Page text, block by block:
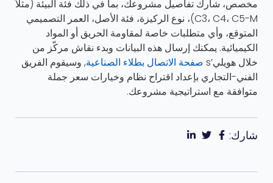
مخصص، شارك تفاصيل مشروعك، بما في ذلك فئة البيئة (مثلاً
C3، C4، C5-M)، نوع الركيزة، فئة الأصل، العمر التصميمي
المتوقع، وأي متطلبات خاصة لمقاومة الحريق أو المواد
الكيميائية. يمكنك إرسال هذه البيانات وبدء نقاش مركّز من
خلال هويلي’s صفحة الاتصال بطلاء الصناعية, وسيقوم الفريق
الفني-التجاري بإعداد اقتراح نظام وخيارات سعر جملة
متوافقة مع استراتيجية مشروعك.
شارك: